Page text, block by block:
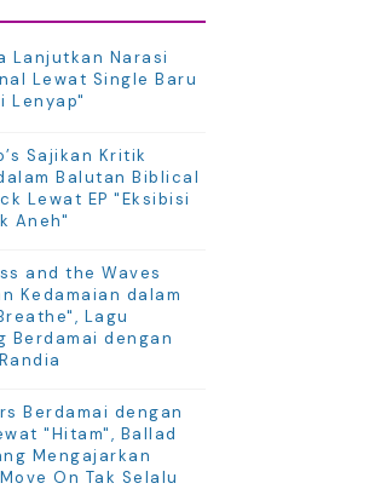
Lanjutkan Narasi
Lewat Single Baru
Lenyap"
Sajikan Kritik
Balutan Biblical
Lewat EP "Eksibisi
Aneh"
and the Waves
Kedamaian dalam
Lagu
Berdamai dengan
Berdamai dengan
"Hitam", Ballad
Mengajarkan
On Tak Selalu